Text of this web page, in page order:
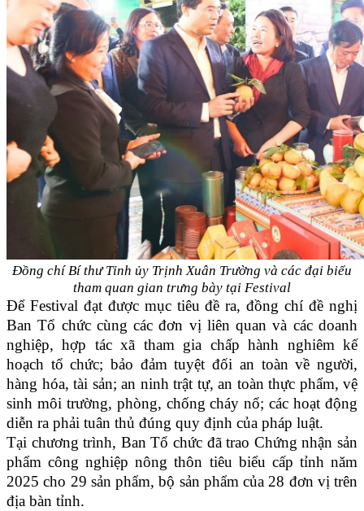
Đồng chí Bí thư Tỉnh ủy Trịnh Xuân Trường và các đại biểu
tham quan gian trưng bày tại Festival
Để Festival đạt được mục tiêu đề ra, đồng chí đề nghị
Ban Tổ chức cùng các đơn vị liên quan và các doanh
nghiệp, hợp tác xã tham gia chấp hành nghiêm kế
hoạch tổ chức; bảo đảm tuyệt đối an toàn về người,
hàng hóa, tài sản; an ninh trật tự, an toàn thực phẩm, vệ
sinh môi trường, phòng, chống cháy nổ; các hoạt động
diễn ra phải tuân thủ đúng quy định của pháp luật.
Tại chương trình, Ban Tổ chức đã trao Chứng nhận sản
phẩm công nghiệp nông thôn tiêu biểu cấp tỉnh năm
2025 cho 29 sản phẩm, bộ sản phẩm của 28 đơn vị trên
địa bàn tỉnh.